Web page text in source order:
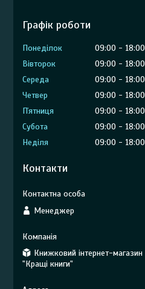
Графік роботи
Понеділок 09:00
18:00
Вівторок
09:00
18:00
Середа
09:00
18:00
Четвер
09:00
18:00
Пʼятниця
09:00
18:00
Субота
09:00
18:00
Неділя
09:00 18:00
Контакти
Менеджер
Книжковий інтернет-магазин
"Кращі книги"